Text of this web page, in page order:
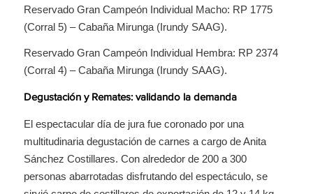
Reservado Gran Campeón Individual Macho: RP 1775
(Corral 5) – Cabaña Mirunga (Irundy SAAG).
Reservado Gran Campeón Individual Hembra: RP 2374
(Corral 4) – Cabaña Mirunga (Irundy SAAG).
Degustación y Remates: validando la demanda
El espectacular día de jura fue coronado por una
multitudinaria degustación de carnes a cargo de Anita
Sánchez Costillares. Con alrededor de 200 a 300
personas abarrotadas disfrutando del espectáculo, se